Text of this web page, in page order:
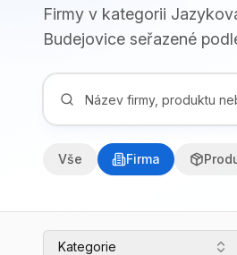
Firmy v kategorii
Budejovice seřazené
Vše Firma
Kategorie